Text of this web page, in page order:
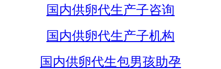
国内供卵代生产子咨询
国内供卵代生产子机构
国内供卵代生包男孩助孕